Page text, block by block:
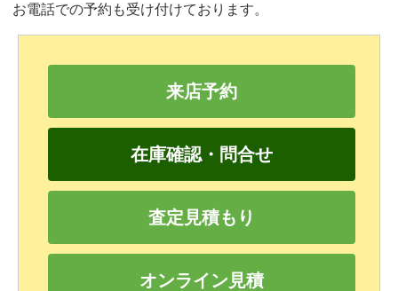
お電話での予約も受け付けております。
来店予約
在庫確認・問合せ
査定見積もり
オンライン見積